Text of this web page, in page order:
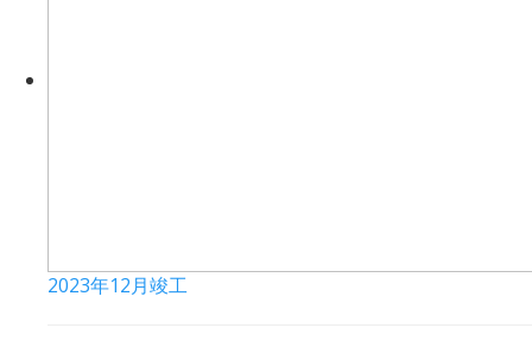
2023年12月竣工